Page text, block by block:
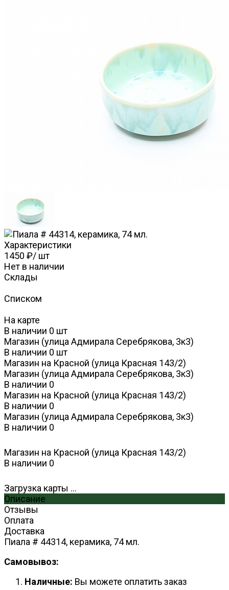
Характеристики
1450 ₽/ шт
Нет в наличии
Склады
Списком
На карте
В наличии 0 шт
Магазин (улица Адмирала Серебрякова, 3к3)
В наличии 0 шт
Магазин на Красной (улица Красная 143/2)
Магазин (улица Адмирала Серебрякова, 3к3)
В наличии 0
Магазин на Красной (улица Красная 143/2)
В наличии 0
Магазин (улица Адмирала Серебрякова, 3к3)
В наличии 0
Магазин на Красной (улица Красная 143/2)
В наличии 0
Загрузка карты ...
Описание
Отзывы
Оплата
Доставка
Пиала # 44314, керамика, 74 мл.
Самовывоз:
Наличные: Вы можете оплатить заказ